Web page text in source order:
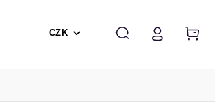
CZK
Škola a Vouchery Dárkové balení